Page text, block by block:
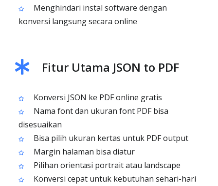
Menghindari instal software dengan
konversi langsung secara online
Fitur Utama JSON to PDF
Konversi JSON ke PDF online gratis
Nama font dan ukuran font PDF bisa
disesuaikan
Bisa pilih ukuran kertas untuk PDF output
Margin halaman bisa diatur
Pilihan orientasi portrait atau landscape
Konversi cepat untuk kebutuhan sehari-hari